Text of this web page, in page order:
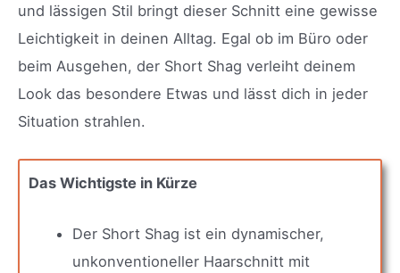
und lässigen Stil bringt dieser Schnitt eine gewisse
Leichtigkeit in deinen Alltag. Egal ob im Büro oder
beim Ausgehen, der Short Shag verleiht deinem
Look das besondere Etwas und lässt dich in jeder
Situation strahlen.
Das Wichtigste in Kürze
Der Short Shag ist ein dynamischer,
unkonventioneller Haarschnitt mit